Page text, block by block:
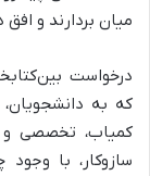
میان بردارند و
درخواست
که به
کمیاب، تخصصی و
سازوکار، با